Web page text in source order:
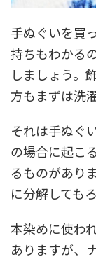
手ぬぐいを買
持ちもわかる
しましょう。
方もまずは洗
それは手ぬぐ
の場合に起こ
るものがあり
に分解しても
本染めに使わ
ありますが、